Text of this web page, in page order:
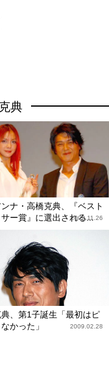
典
ナ・高橋克典、『ベスト
サー賞』に選出される...
2009.11.26
、第1子誕生「最初はピ
かった」
2009.02.28